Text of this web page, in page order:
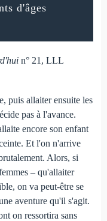
d'âges
n° 21, LLL
puis allaiter ensuite les
pas à l'avance.
encore son enfant
Et l'on n'arrive
Alors, si
– qu'allaiter
on va peut-être se
aventure qu'il s'agit.
on ressortira sans